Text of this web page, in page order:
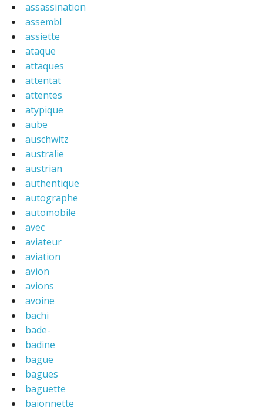
assassination
assembl
assiette
ataque
attaques
attentat
attentes
atypique
aube
auschwitz
australie
austrian
authentique
autographe
automobile
avec
aviateur
aviation
avion
avions
avoine
bachi
bade-
badine
bague
bagues
baguette
baionnette